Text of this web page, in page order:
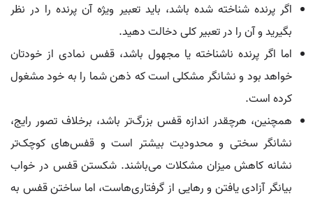
اگر پرنده شناخته شده باشد، باید تعبیر ویژه آن پرنده را در نظر
بگیرید و آن را در تعبیر کلی دخالت دهید.
اما اگر پرنده ناشناخته یا مجهول باشد، قفس نمادی از خودتان
خواهد بود و نشانگر مشکلی است که ذهن شما را به خود مشغول
کرده است.
همچنین، هرچقدر اندازه قفس بزرگ‌تر باشد، برخلاف تصور رایج،
نشانگر سختی و محدودیت بیشتر است و قفس‌های کوچک‌تر
نشانه کاهش میزان مشکلات می‌باشند. شکستن قفس در خواب
بیانگر آزادی یافتن و رهایی از گرفتاری‌هاست، اما ساختن قفس به